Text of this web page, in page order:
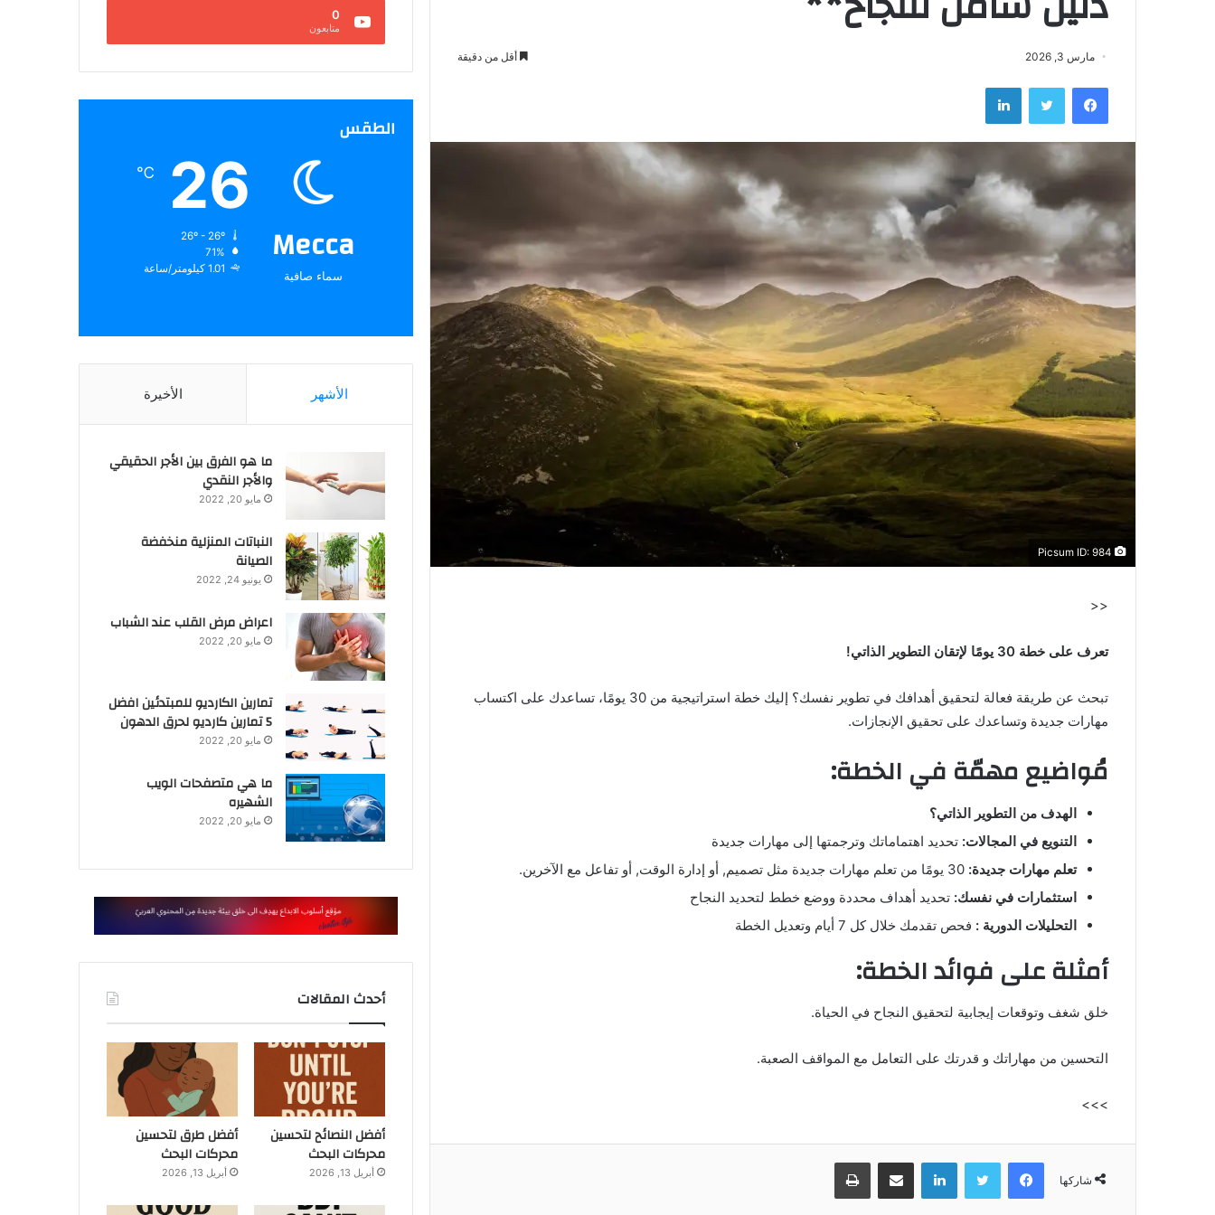
مارس 3, 2026 أقل من دقيقة
فيسبوك
<<
تعرف على خطة 30 يومًا لإتقان التطوير الذاتي!
تبحث عن طريقة فعالة لتحقيق أهدافك في تطوير نفسك؟ إليك خطة استراتيجية من 30 يومًا، تساعدك على اكتساب
مهارات جديدة وتساعدك على تحقيق الإنجازات.
مُواضيع مهمّة في الخطة:
الهدف من التطوير الذاتي؟
التنويع في المجالات: تحديد اهتماماتك وترجمتها إلى مهارات جديدة
تعلم مهارات جديدة:
استثمارات في نفسك: تحديد أهداف محددة ووضع خطط لتحديد النجاح
التحليلات الدورية : فحص تقدمك خلال كل 7 أيام وتعديل الخطة
أمثلة على فوائد الخطة:
خلق شغف وتوقعات إيجابية لتحقيق النجاح في الحياة.
التحسين من مهاراتك و قدرتك على التعامل مع المواقف الصعبة.
>>>
شاركها
فيسبوك لينكدإن
0
متابعون
الطقس
Mecca
سماء صافية
26
℃
71%
1.01 كيلومتر/ساعة
الأشهر الأخيرة
ما هو الفرق بين الأجر الحقيقي
والأجر النقدي
مايو 20, 2022
النباتات المنزلية منخفضة
الصيانة
يونيو 24, 2022
اعراض مرض القلب عند الشباب
مايو 20, 2022
تمارين الكارديو للمبتدئين افضل
5 تمارين كارديو لحرق الدهون
مايو 20, 2022
ما هي متصفحات الويب
الشهيره
مايو 20, 2022
أحدث المقالات
أفضل النصائح لتحسين
محركات البحث
أبريل 13, 2026
أفضل طرق لتحسين
محركات البحث
أبريل 13, 2026